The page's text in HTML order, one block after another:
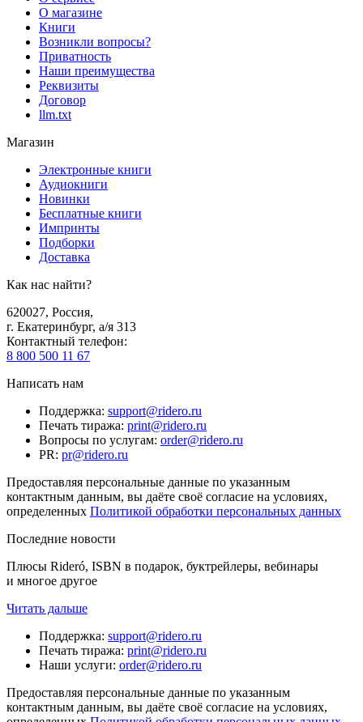
О магазине
Книги
Возникли вопросы?
Приватность
Наши преимущества
Реквизиты
Договор
llm.txt
Магазин
Электронные книги
Аудиокниги
Новинки
Бесплатные книги
Импринты
Подборки
Доставка
Как нас найти?
620027, Россия,
г. Екатеринбург, а/я 313
Контактный телефон:
8 800 500 11 67
Написать нам
Поддержка: support@ridero.ru
Печать тиража: print@ridero.ru
Вопросы по услугам: order@ridero.ru
PR: pr@ridero.ru
Предоставляя персональные данные по указанным
контактным данным, вы даёте своё согласие на условиях,
определенных Политикой обработки персональных данных
Последние новости
Плюсы Rideró, ISBN в подарок, буктрейлеры, вебинары
и многое другое
Читать дальше
Поддержка: support@ridero.ru
Печать тиража: print@ridero.ru
Наши услуги: order@ridero.ru
Предоставляя персональные данные по указанным
контактным данным, вы даёте своё согласие на условиях,